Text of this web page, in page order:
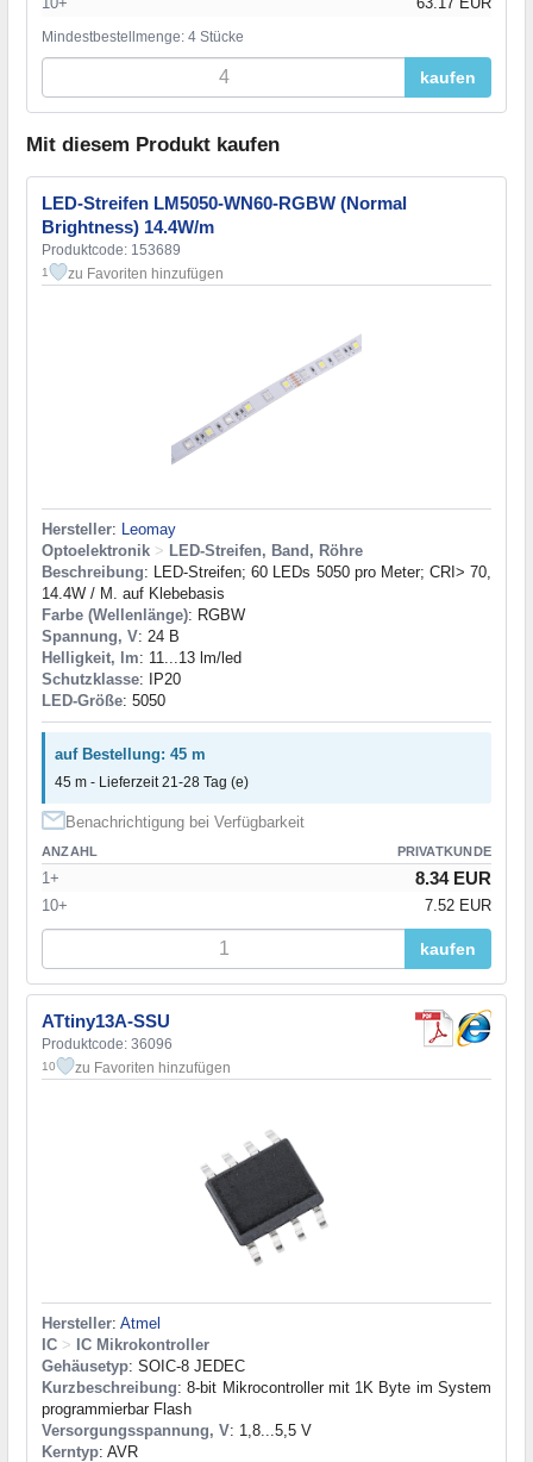
Mindestbestellmenge: 4 Stücke
kaufen
Mit diesem Produkt kaufen
LED-Streifen LM5050-WN60-RGBW (Normal
Brightness) 14.4W/m
Produktcode: 153689
1 zu Favoriten hinzufügen
Hersteller: Leomay
Optoelektronik > LED-Streifen, Band, Röhre
Beschreibung: LED-Streifen; 60 LEDs 5050 pro Meter; CRI> 70,
14.4W / M. auf Klebebasis
Farbe (Wellenlänge): RGBW
Spannung, V: 24 В
Helligkeit, lm: 11...13 lm/led
Schutzklasse: IP20
LED-Größe: 5050
auf Bestellung: 45 m
45 m - Lieferzeit 21-28 Tag (e)
Benachrichtigung bei Verfügbarkeit
ANZAHL PRIVATKUNDE
1+ 8.34 EUR
10+ 7.52 EUR
kaufen
ATtiny13A-SSU
Produktcode: 36096
10 zu Favoriten hinzufügen
Hersteller: Atmel
IC > IC Mikrokontroller
Gehäusetyp: SOIC-8 JEDEC
Kurzbeschreibung: 8-bit Mikrocontroller mit 1K Byte im System
programmierbar Flash
Versorgungsspannung, V: 1,8...5,5 V
Kerntyp: AVR